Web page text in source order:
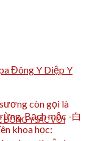
ĐÔNG Y SẮC VỚI
Đông Y Diệp Y
còn gọi là
Bạch mộc -白
khoa học: